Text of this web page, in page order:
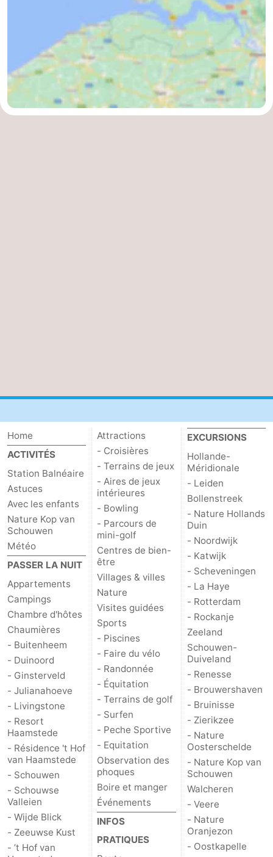
Home
ACTIVITÉS
Station Balnéaire
Astuces
Avec les enfants
Nature Kop van
Schouwen
Météo
PASSER LA NUIT
Appartements
Campings
Chambre d'hôtes
Chaumières
- Buitenheem
- Duinoord
- Ginsterveld
- Julianahoeve
- Livingstone
- Resort
Haamstede
- Résidence 't Hof
van Haamstede
- Schouwen
- Schouwse
Valleien
- Wijde Blick
- Zeeuwse Kust
- ’t Hof van
Attractions
- Croisières
- Terrains de jeux
- Aires de jeux
intérieures
- Bowling
- Parcours de
mini-golf
Centres de bien-
être
Villages & villes
Nature
Visites guidées
Sports
- Piscines
- Faire du vélo
- Randonnée
- Équitation
- Terrains de golf
- Surfen
- Peche Sportive
- Equitation
Observation des
phoques
Boire et manger
Événements
INFOS
PRATIQUES
EXCURSIONS
Hollande-
Méridionale
- Leiden
Bollenstreek
- Nature Hollands
Duin
- Noordwijk
- Katwijk
- Scheveningen
- La Haye
- Rotterdam
- Rockanje
Zeeland
Schouwen-
Duiveland
- Renesse
- Brouwershaven
- Bruinisse
- Zierikzee
- Nature
Oosterschelde
- Nature Kop van
Schouwen
Walcheren
- Veere
- Nature
Oranjezon
- Oostkapelle